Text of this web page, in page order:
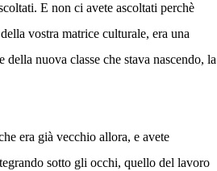
E non ci avete ascoltati perchè
vostra matrice culturale, era una
nuova classe che stava nascendo, la
era già vecchio allora, e avete
sotto gli occhi, quello del lavoro